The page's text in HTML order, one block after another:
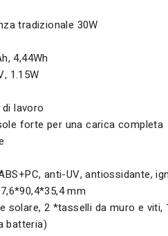
tradizionale 30W
4,44Wh
1.15W
lavoro
forte per una carica completa
anti-UV, antiossidante,
mm
solare, 2 *tasselli da muro e
batteria)